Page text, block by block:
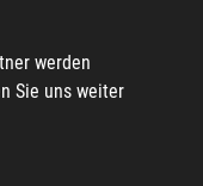
werden
Sie uns weiter